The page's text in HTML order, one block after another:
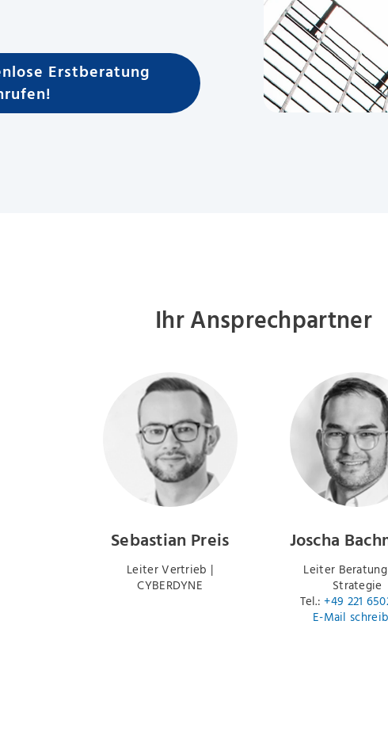
Erstberatung
Ihr Ansprechpartner
Sebastian Preis
Leiter Vertrieb |
CYBERDYNE
Joscha
Leiter
Strategie
Tel.:+49 221
E-Mail